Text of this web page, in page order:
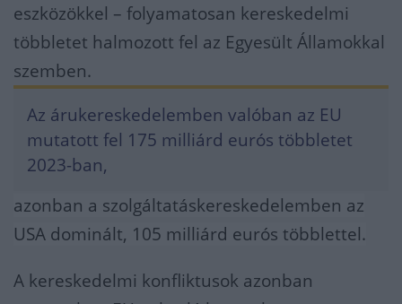
eszközökkel – folyamatosan kereskedelmi
többletet halmozott fel az Egyesült Államokkal
szemben.
Az árukereskedelemben valóban az EU
mutatott fel 175 milliárd eurós többletet
2023-ban,
azonban a szolgáltatáskereskedelemben az
USA dominált, 105 milliárd eurós többlettel.
A kereskedelmi konfliktusok azonban